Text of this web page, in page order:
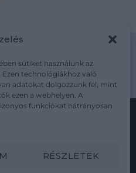
sütiket használunk az
technológiákhoz való
adatokat dolgozzunk fel, mint
ezen a webhelyen. A
funkciókat hátrányosan
RÉSZLETEK